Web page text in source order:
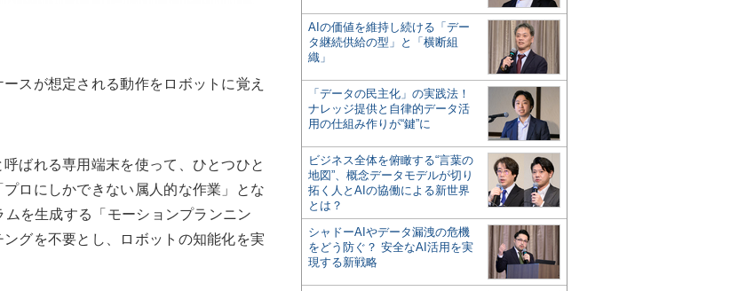
スが想定される動作をロボットに覚え
ばれる専用端末を使って、ひとつひと
ロにしかできない属人的な作業」とな
を生成する「モーションプランニン
グを不要とし、ロボットの知能化を実
AIの価値を維持し続ける「デー
タ継続供給の型」と「横断組
織」
「データの民主化」の実践法！
ナレッジ提供と自律的データ活
用の仕組み作りが“鍵”に
ビジネス全体を俯瞰する“言葉の
地図”、概念データモデルが切り
拓く人とAIの協働による新世界
とは？
シャドーAIやデータ漏洩の危機
をどう防ぐ？ 安全なAI活用を実
現する新戦略